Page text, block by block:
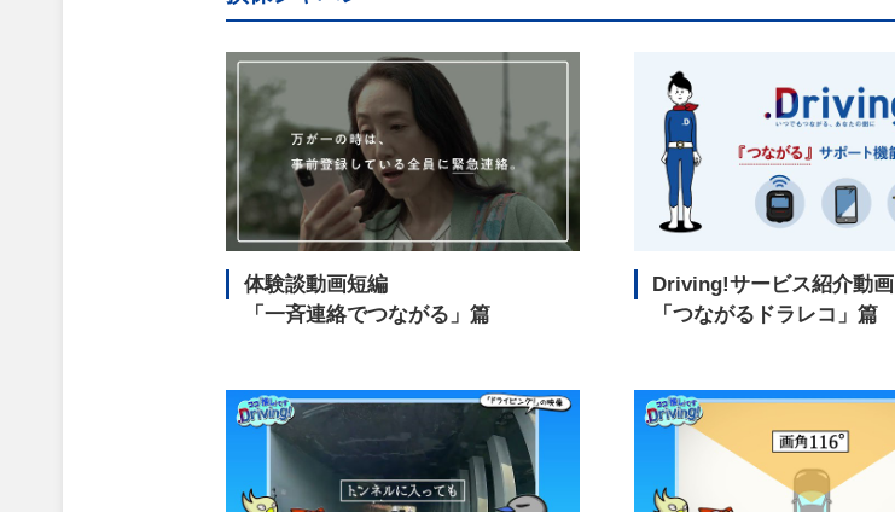
体験談動画短編
「一斉連絡でつながる」篇
Driving!サービス紹介動画
「つながるドラレコ」篇